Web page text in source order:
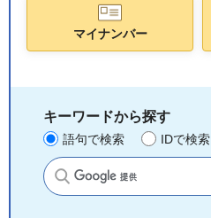
マイナンバー
キーワードから探す
語句で検索 IDで検索
サイト内検索